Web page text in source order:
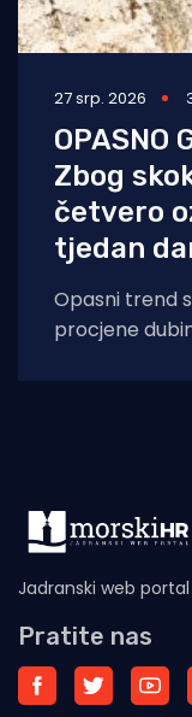
27 srp. 2026
OPASNO
Zbog
četvero
tjedan
Opasni trend
procjene
Jadranski web portal
Pratite nas